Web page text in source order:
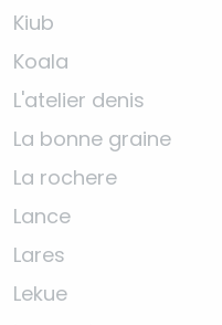
Kiub
Koala
L'atelier denis
La bonne graine
La rochere
Lance
Lares
Lekue